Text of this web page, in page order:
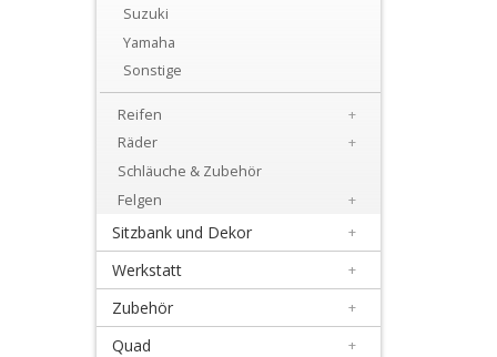
Kühlung
Protection
Lenker
Motor
Plastik
Suzuki
Yamaha
Sonstige
Reifen
+
Räder
+
Schläuche & Zubehör
Felgen
+
Sitzbank und Dekor +
Werkstatt +
Zubehör +
Quad +